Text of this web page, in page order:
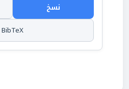
نسخ
BibTeX